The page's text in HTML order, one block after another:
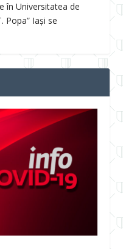
în Universitatea de
Popa” Iași se